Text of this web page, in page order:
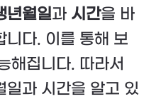
년월일과 시간을 바
니다. 이를 통해 보
해집니다. 따라서
일과 시간을 알고 있